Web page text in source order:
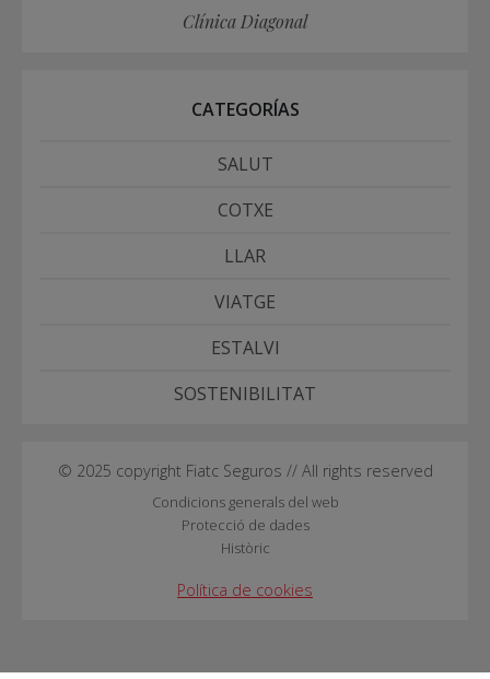
Clínica Diagonal
CATEGORÍAS
SALUT
COTXE
LLAR
VIATGE
ESTALVI
SOSTENIBILITAT
© 2025 copyright Fiatc Seguros // All rights reserved
Condicions generals del web
Protecció de dades
Històric
Política de cookies